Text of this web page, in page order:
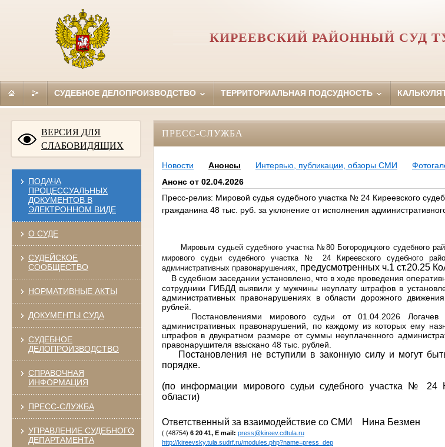
КИРЕЕВСКИЙ РАЙОННЫЙ СУД
СУДЕБНОЕ ДЕЛОПРОИЗВОДСТВО ТЕРРИТОРИАЛЬНАЯ ПОДСУДНОСТЬ
ВЕРСИЯ ДЛЯ
СЛАБОВИДЯЩИХ
ПОДАЧА
ПРОЦЕССУАЛЬНЫХ
ДОКУМЕНТОВ В
ЭЛЕКТРОННОМ ВИДЕ
О СУДЕ
СУДЕЙСКОЕ
СООБЩЕСТВО
НОРМАТИВНЫЕ АКТЫ
ДОКУМЕНТЫ СУДА
СУДЕБНОЕ
ДЕЛОПРОИЗВОДСТВО
СПРАВОЧНАЯ
ИНФОРМАЦИЯ
ПРЕСС-СЛУЖБА
УПРАВЛЕНИЕ СУДЕБНОГО
ДЕПАРТАМЕНТА
ПРЕСС-СЛУЖБА
Новости Анонсы Интервью, публикации, обзоры СМИ
Анонс от 02.04.2026
Пресс-релиз: Мировой судья судебного участка № 24 Киреевского
гражданина 48 тыс. руб. за уклонение от исполнения
Мировым судьей судебного участка №80 Богородицкого судебного
мирового судьи судебного участка № 24 Киреевского судебного
административных правонарушениях, предусмотренных ч.1 ст.20.25
В судебном заседании установлено, что в ходе проведения
сотрудники ГИБДД выявили у мужчины неуплату штрафов в
административных правонарушениях в области дорожного
рублей.
Постановлениями мирового судьи от 01.04.2026
административных правонарушений, по каждому из которых ему
штрафов в двукратном размере от суммы неуплаченного
правонарушителя взыскано48 тыс. рублей.
Постановления не вступили в законную силу и могут
порядке.
(по информации мирового судьи судебного участка № 24
области)
Ответственный за взаимодействие со СМИ Нина Безмен
((48754) 6 20 41, E mail: press@kireev.cdtula.ru
http://kireevsky.tula.sudrf.ru/modules.php?name=press_dep